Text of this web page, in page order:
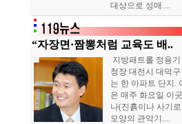
대상으로 성매....
“자장면·짬뽕처럼 교육도 배..
지방패트롤 정용
청장 대전시 대덕
는 한 아파트 단지.
은 매주 화요일 이
나(진흙이나 사기로
모양의 관악기....